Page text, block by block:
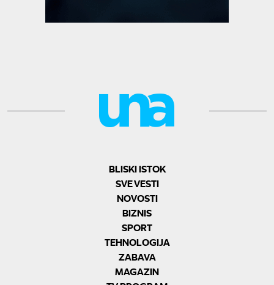
BLISKI ISTOK
SVE VESTI
NOVOSTI
BIZNIS
SPORT
TEHNOLOGIJA
ZABAVA
MAGAZIN